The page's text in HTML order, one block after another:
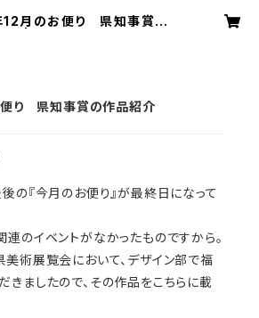
月のお便り 県知事賞の
り 県知事賞の作品紹介
の『今月のお便り』が最終日になって
のイベントがなかったものですから。
美術展覧会において、デザイン部で福
きましたので、その作品をこちらに載